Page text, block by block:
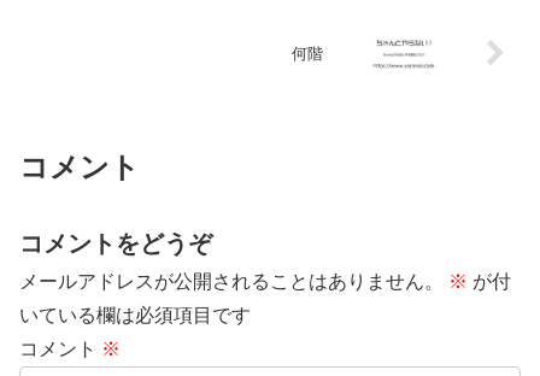
何階
コメント
コメントをどうぞ
メールアドレスが公開されることはありません。 ※ が付
いている欄は必須項目です
コメント ※